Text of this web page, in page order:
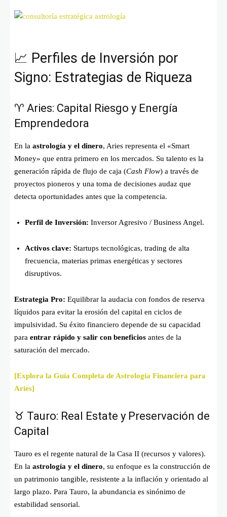
📈 Perfiles de Inversión por
Signo: Estrategias de Riqueza
♈ Aries: Capital Riesgo y Energía
Emprendedora
En la astrología y el dinero, Aries representa el «Smart
Money» que entra primero en los mercados. Su talento es la
generación rápida de flujo de caja (Cash Flow) a través de
proyectos pioneros y una toma de decisiones audaz que
detecta oportunidades antes que la competencia.
Perfil de Inversión: Inversor Agresivo / Business Angel.
Activos clave: Startups tecnológicas, trading de alta
frecuencia, materias primas energéticas y sectores
disruptivos.
Estrategia Pro: Equilibrar la audacia con fondos de reserva
líquidos para evitar la erosión del capital en ciclos de
impulsividad. Su éxito financiero depende de su capacidad
para entrar rápido y salir con beneficios antes de la
saturación del mercado.
[Explora la Guía Completa de Astrología Financiera para
Aries]
♉ Tauro: Real Estate y Preservación de
Capital
Tauro es el regente natural de la Casa II (recursos y valores).
En la astrología y el dinero, su enfoque es la construcción de
un patrimonio tangible, resistente a la inflación y orientado al
largo plazo. Para Tauro, la abundancia es sinónimo de
estabilidad sensorial.